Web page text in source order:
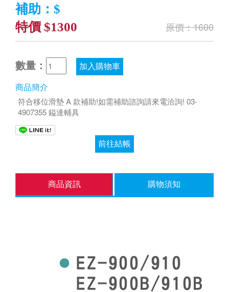
補助：$
特價 $1300
原價：1600
數量： 加入購物車
商品簡介
符合移位滑墊 A 款補助!如需補助諮詢請來電洽詢! 03-
4907355 鎰達輔具
前往結帳
商品資訊 購物須知